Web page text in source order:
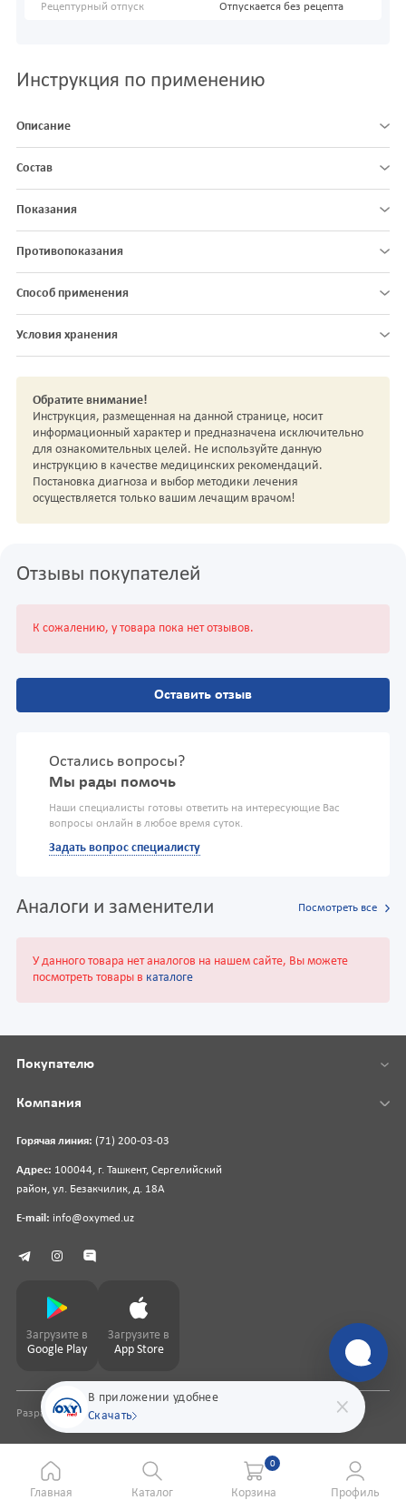
Рецептурный отпуск Отпускается без рецепта
Инструкция по применению
Описание
Состав
Показания
Противопоказания
Способ применения
Условия хранения
Обратите внимание!
Инструкция, размещенная на данной странице, носит
информационный характер и предназначена исключительно
для ознакомительных целей. Не используйте данную
инструкцию в качестве медицинских рекомендаций.
Постановка диагноза и выбор методики лечения
осуществляется только вашим лечащим врачом!
Отзывы покупателей
К сожалению, у товара пока нет отзывов.
Оставить отзыв
Остались вопросы?
Мы рады помочь
Наши специалисты готовы ответить на интересующие Вас
вопросы онлайн в любое время суток.
Задать вопрос специалисту
Аналоги и заменители Посмотреть все
У данного товара нет аналогов на нашем сайте, Вы можете
посмотреть товары в каталоге
В приложении удобнее
Скачать
Горячая линия: (71) 200-03-03
Адрес: 100044, г. Ташкент, Сергелийский
район, ул. Безакчилик, д. 18А
E-mail: info@oxymed.uz
Покупателю
Компания
Загрузите в
Google Play
Загрузите в
App Store
Разработка сайтаpharmit.uz
Главная Каталог
0
Корзина Профиль